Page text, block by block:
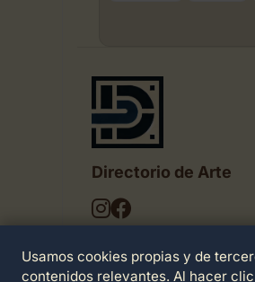
Directorio de Arte
© 2026 Directorio de Arte.
reservados.
Usamos cookies propias y de
contenidos relevantes. Al hacer